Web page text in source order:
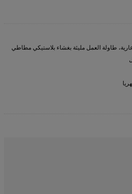
عارية، طاولة العمل مليئة بغشاء بلاستيكي مطاطي